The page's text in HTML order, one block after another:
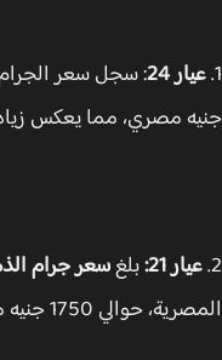
24
مصري، مما يعكس زيادة
21: بلغسعر جرام الذهب
حوالي 1750 جنيه مصري.